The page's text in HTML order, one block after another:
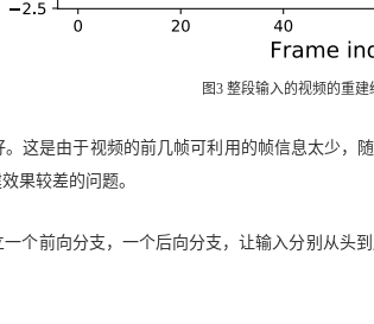
图3 整段输入的视频的重建
这是由于视频的前几帧可利用的帧信息太少，
果较差的问题。
个前向分支，一个后向分支，让输入分别从